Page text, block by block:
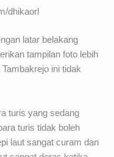
dhikaorl
latar belakang
tampilan foto lebih
ini tidak
turis yang sedang
turis tidak boleh
laut sangat curam dan